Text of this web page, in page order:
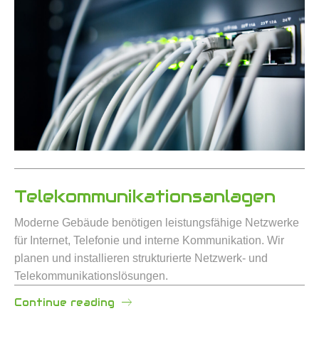
Telekommunikationsanlagen
Moderne Gebäude benötigen leistungsfähige Netzwerke
für Internet, Telefonie und interne Kommunikation. Wir
planen und installieren strukturierte Netzwerk- und
Telekommunikationslösungen.
Continue reading